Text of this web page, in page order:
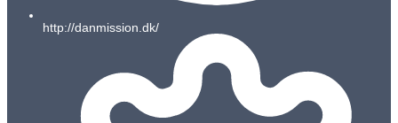
http://danmission.dk/